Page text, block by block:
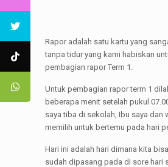
Rapor adalah satu kartu yang
tanpa tidur yang kami habiskan
pembagian rapor Term 1.
Untuk pembagian rapor term 1
beberapa menit setelah pukul
saya tiba di sekolah, Ibu saya
memilih untuk bertemu pada hari
Hari ini adalah hari dimana kita
sudah dipasang pada di sore hari